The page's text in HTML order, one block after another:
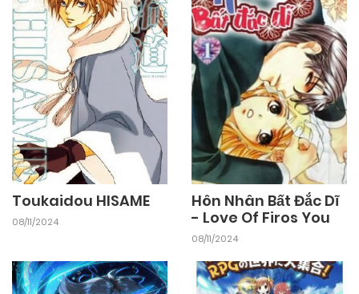
Toukaidou HISAME
08/11/2024
Hôn Nhân Bất Đắc Dĩ
- Love Of Firos You
08/11/2024